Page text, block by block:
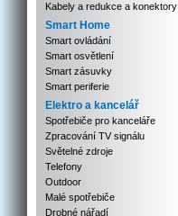
Kabely a redukce a konektory
Smart Home
Smart ovládání
Smart osvětlení
Smart zásuvky
Smart periferie
Elektro a kancelář
Spotřebiče pro kanceláře
Zpracování TV signálu
Světelné zdroje
Telefony
Outdoor
Malé spotřebiče
Drobné nářadí